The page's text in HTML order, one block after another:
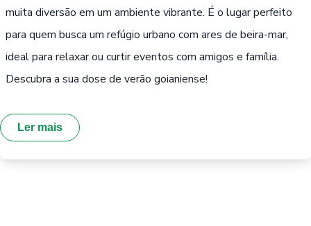
muita diversão em um ambiente vibrante. É o lugar perfeito
para quem busca um refúgio urbano com ares de beira-mar,
ideal para relaxar ou curtir eventos com amigos e família.
Descubra a sua dose de verão goianiense!
Ler mais